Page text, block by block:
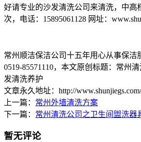
好请专业的沙发清洗公司来清洗，中高
次，电话：15895061128 网址：
常州顺洁保洁公司十五年用心从事保洁
0519-85571110，本文原创标题： 常州
发清洗养护
文章永久地址：http://
上一篇： 常州外墙清洗方案
下一篇： 常州清洗公司之卫生间盥洗器
暂无评论